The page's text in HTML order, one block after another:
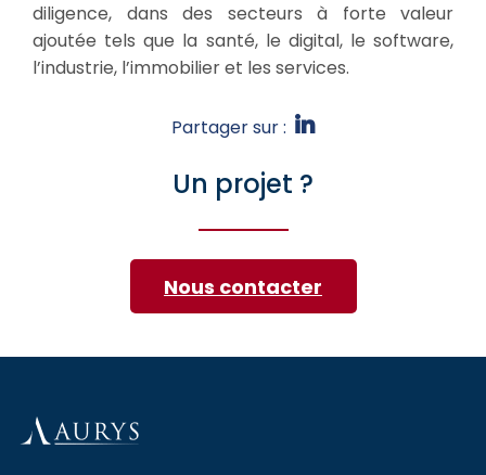
diligence, dans des secteurs à forte valeur
ajoutée tels que la santé, le digital, le software,
l’industrie, l’immobilier et les services.
Partager sur :
Un projet ?
Nous contacter